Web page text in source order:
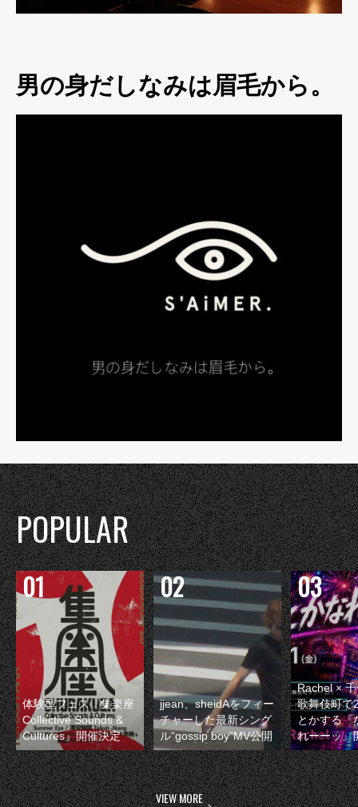
男の身だしなみは眉毛から。
POPULAR
体験型フェス『集楽座
Collective Sounds &
Cultures』開催決定
jjean、sheidAをフィー
チャーした最新シング
ル“gossip boy”MV公開
Rachel ×
歌舞伎町で
とかする『
れーーッ』
VIEW MORE